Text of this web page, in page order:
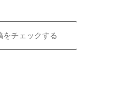
をチェックする